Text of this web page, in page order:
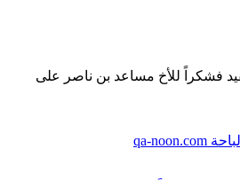
فشكراً للأخ مساعد بن ناصر على